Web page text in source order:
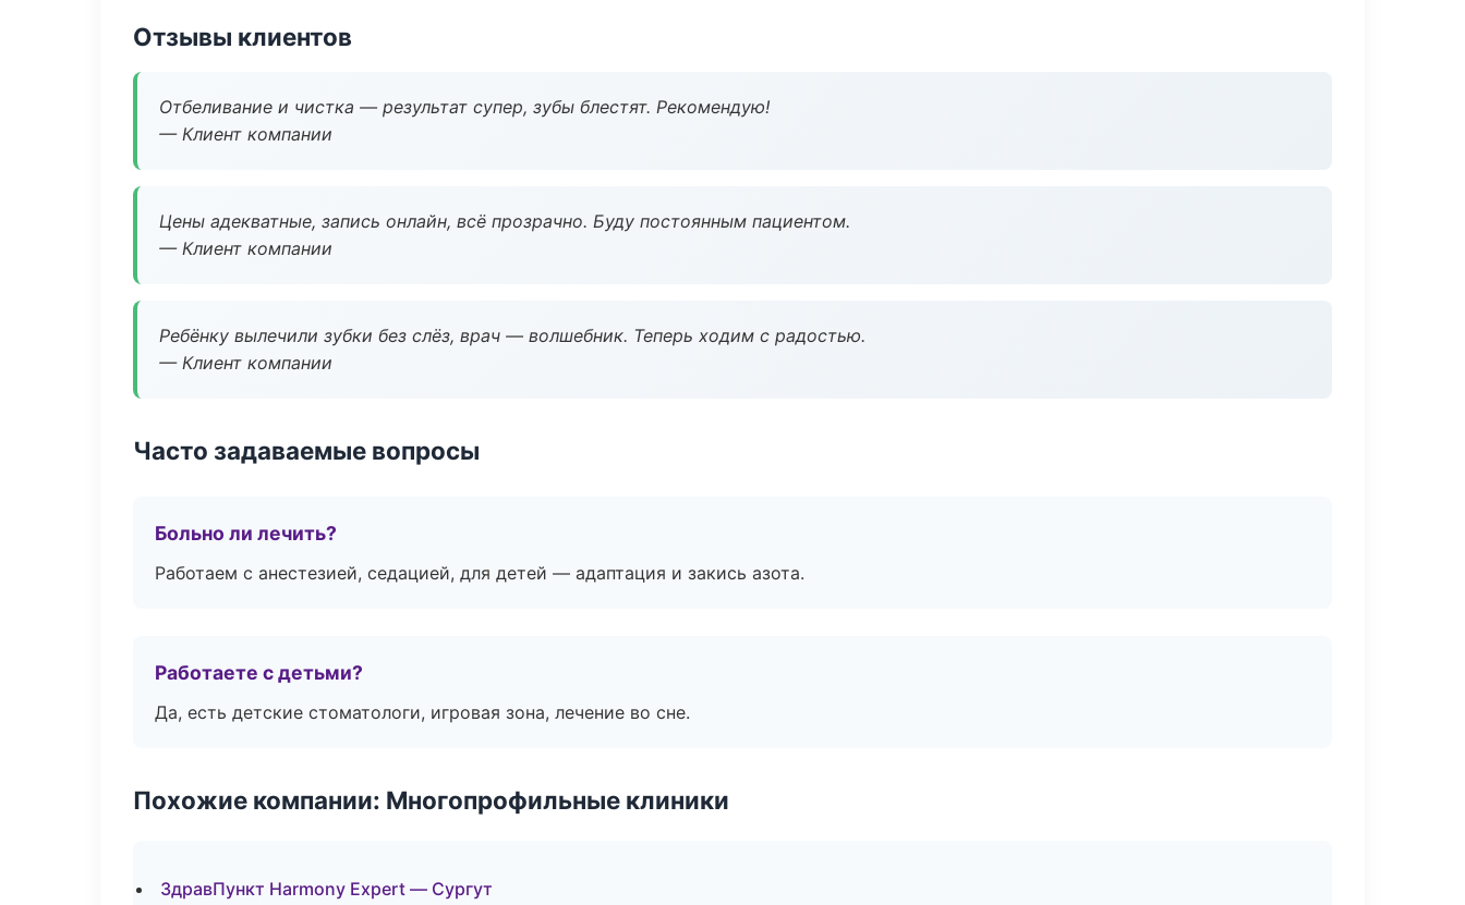
Отзывы клиентов
Отбеливание и чистка — результат супер, зубы блестят. Рекомендую!
— Клиент компании
Цены адекватные, запись онлайн, всё прозрачно. Буду постоянным пациентом.
— Клиент компании
Ребёнку вылечили зубки без слёз, врач — волшебник. Теперь ходим с радостью.
— Клиент компании
Часто задаваемые вопросы
Больно ли лечить?
Работаем с анестезией, седацией, для детей — адаптация и закись азота.
Работаете с детьми?
Да, есть детские стоматологи, игровая зона, лечение во сне.
Похожие компании: Многопрофильные клиники
ЗдравПункт Harmony Expert — Сургут